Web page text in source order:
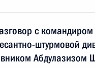
с
штурмовой
Абдулазизом